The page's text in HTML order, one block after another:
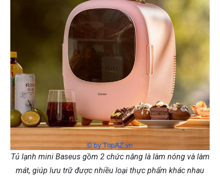
Tủ lạnh mini Baseus gồm 2 chức năng là làm nóng và làm
mát, giúp lưu trữ được nhiều loại thực phẩm khác nhau